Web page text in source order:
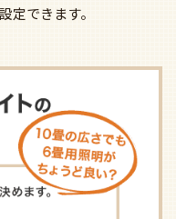
定できます。